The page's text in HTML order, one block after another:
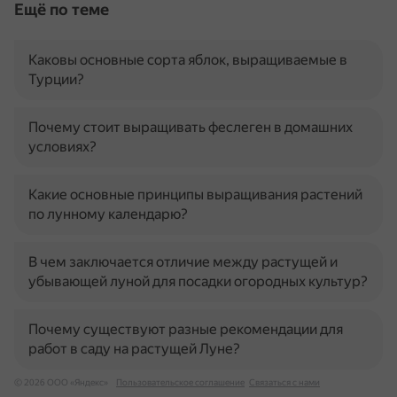
Ещё по теме
Каковы основные сорта яблок, выращиваемые в
Турции?
Почему стоит выращивать феслеген в домашних
условиях?
Какие основные принципы выращивания растений
по лунному календарю?
В чем заключается отличие между растущей и
убывающей луной для посадки огородных культур?
Почему существуют разные рекомендации для
работ в саду на растущей Луне?
© 2026 ООО «Яндекс» Пользовательское соглашение Связаться с нами